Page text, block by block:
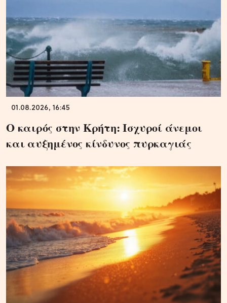
01.08.2026, 16:45
Ο καιρός στην Κρήτη: Ισχυροί άνεμοι
και αυξημένος κίνδυνος πυρκαγιάς